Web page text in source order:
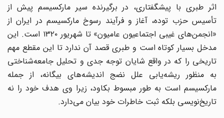
اثر طبری با پیشگفتاری، در برگیرنده سیر مارکسیسم پیش از
تأسیس حزب توده، آغاز و فرآیند رسوخ مارکسیسم در ایران از
«انجمن‌های غیبی اجتماعیون عامیون» تا شهریور ۱۳۲۰ است. این
مدخل بسیار کوتاه است و طبری قصد آن ندارد تا این مقطع مهم
تاریخی را که در واقع شایان توجه جدی و تحلیل جامعه‌شناختی
به منظور ریشه‌یابی علل نضج اندیشه‌های بیگانه، از جمله
مارکسیسم است به طور مبسوط بکاود، زیرا وی هدف خود را نه
تاریخ‌نویسی بلکه ثبت خاطرات خود بیان می‌دارد.